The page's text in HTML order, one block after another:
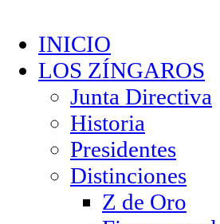
INICIO
LOS ZÍNGAROS
Junta Directiva
Historia
Presidentes
Distinciones
Z de Oro